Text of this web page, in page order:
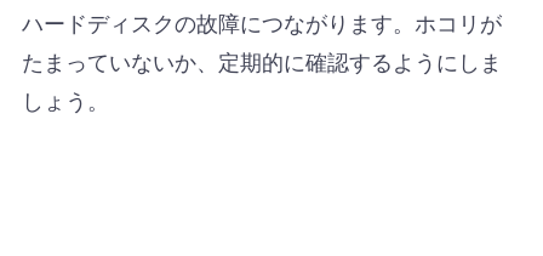
ハードディスクの故障につながります。ホコリが
たまっていないか、定期的に確認するようにしま
しょう。